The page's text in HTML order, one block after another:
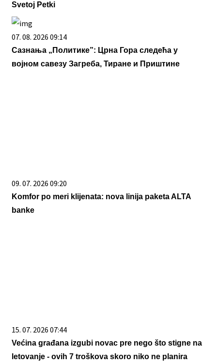
Svetoj Petki
07. 08. 2026 09:14
Сазнања „Политике”: Црна Гора следећа у
војном савезу Загреба, Тиране и Приштине
09. 07. 2026 09:20
Komfor po meri klijenata: nova linija paketa ALTA
banke
15. 07. 2026 07:44
Većina građana izgubi novac pre nego što stigne na
letovanje - ovih 7 troškova skoro niko ne planira